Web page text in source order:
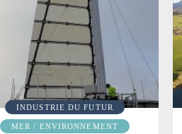
INDUSTRIE DU FUTUR
MER / ENVIRONNEMENT